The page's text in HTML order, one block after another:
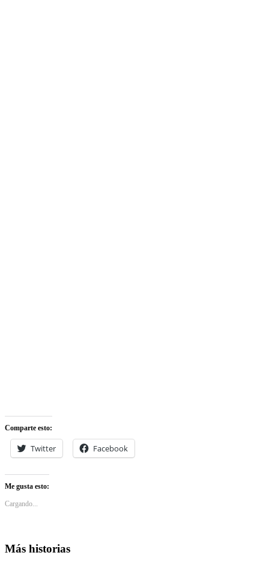
Comparte esto:
Twitter Facebook
Me gusta esto:
Cargando...
Más historias